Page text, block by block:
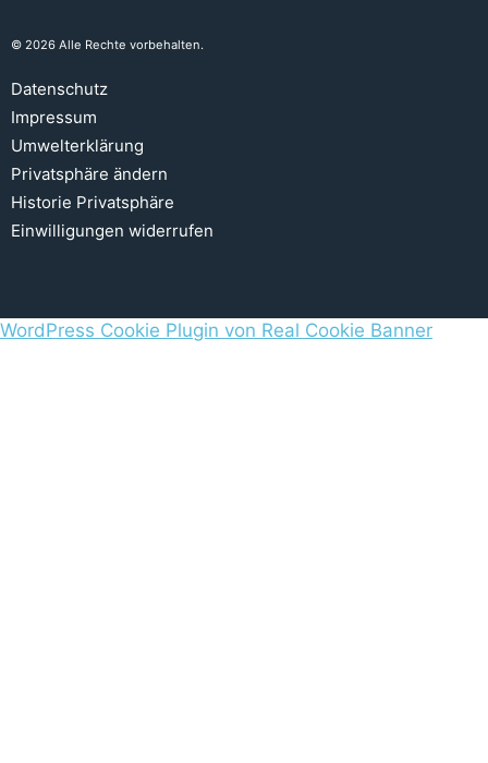
© 2026 Alle Rechte vorbehalten.
Datenschutz
Impressum
Umwelterklärung
Privatsphäre ändern
Historie Privatsphäre
Einwilligungen widerrufen
WordPress Cookie Plugin von Real Cookie Banner